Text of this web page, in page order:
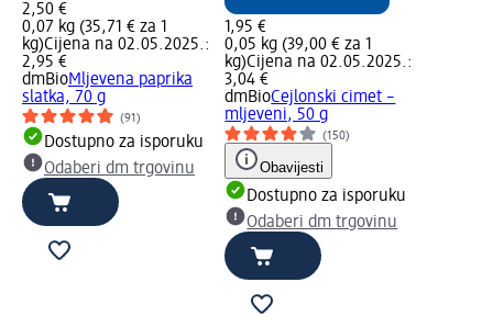
2,50 €
0,07 kg (35,71 € za 1
kg)Cijena na 02.05.2025.:
2,95 €
dmBioMljevena paprika
slatka, 70 g
(91)
Dostupno za isporuku
Odaberi dm trgovinu
1,95 €
0,05 kg (39,00 € za 1
kg)Cijena na 02.05.2025.:
3,04 €
dmBioCejlonski cimet –
mljeveni, 50 g
(150)
Obavijesti
Dostupno za isporuku
Odaberi dm trgovinu